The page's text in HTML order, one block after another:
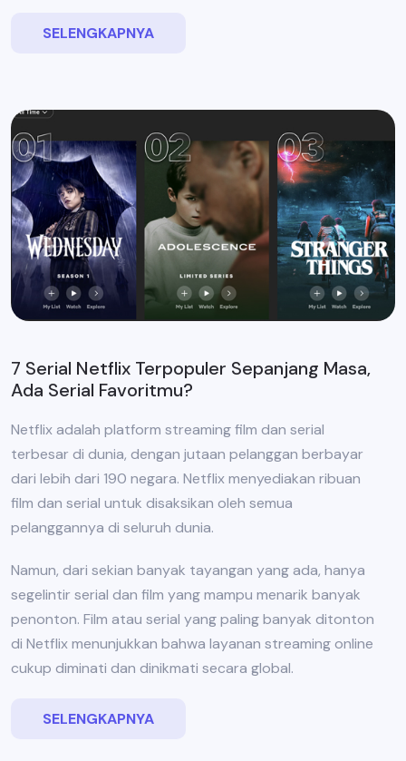
SELENGKAPNYA
7 Serial Netflix Terpopuler Sepanjang Masa,
Ada Serial Favoritmu?
Netflix adalah platform streaming film dan serial
terbesar di dunia, dengan jutaan pelanggan berbayar
dari lebih dari 190 negara. Netflix menyediakan ribuan
film dan serial untuk disaksikan oleh semua
pelanggannya di seluruh dunia.
Namun, dari sekian banyak tayangan yang ada, hanya
segelintir serial dan film yang mampu menarik banyak
penonton. Film atau serial yang paling banyak ditonton
di Netflix menunjukkan bahwa layanan streaming online
cukup diminati dan dinikmati secara global.
SELENGKAPNYA